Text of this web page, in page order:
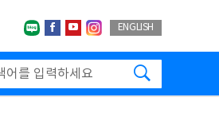
네이버블로그
페이스북
유투브인스타그랩
ENGLISH